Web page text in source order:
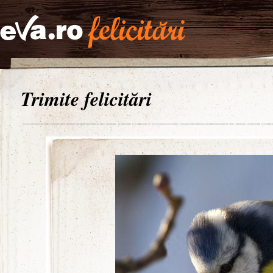
Trimite felicitări